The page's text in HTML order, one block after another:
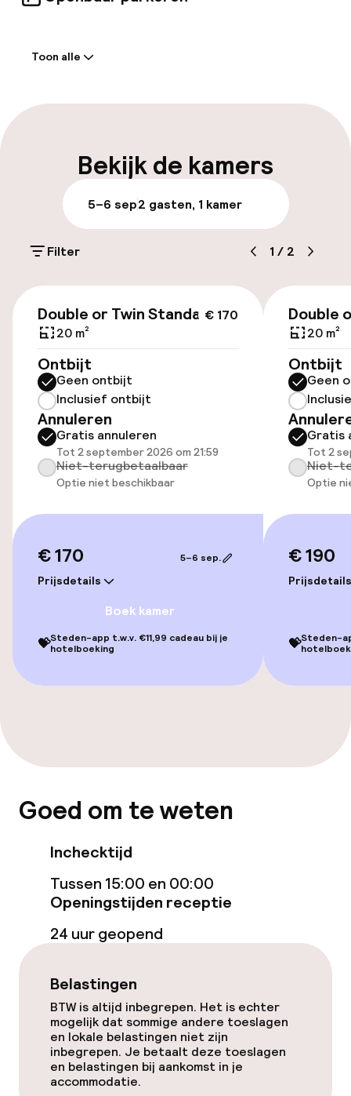
Express check-out mogelijk
Bagageruimte
Parkeren & mobiliteit
Luchthavenshuttle
Toegankelijkheid
Lift
Voor toegankelijkheid
geoptimaliseerde kamers beschikbaar
geoptimaliseerde kamers beschikbaar
Zwemmen & wellness
Stoombad
Massage
Gratis wifi
Eet- en drinkgelegenheden
Bar
Eet- en drinkdiensten
Ontbijtbuffet
Schoonmaakvoorzieningen
Wasservice
Toon alle
Bekijk de kamers
5–6 sep2 gasten, 1 kamer
Filter 1 / 2
€ 170
Double or Twin Standard
20 m²
Ontbijt
Geen ontbijt
Inclusief ontbijt
Annuleren
Gratis annuleren
Tot 2 september 2026 om 21:59
Niet-terugbetaalbaar
Optie niet beschikbaar
€ 170
Prijsdetails
5–6 sep.
Boek kamer
💝Steden-app t.w.v. €11,99 cadeau bij je
hotelboeking
Double
20 m²
Ontbijt
Geen
Gratis
Tot 2
Niet-
Optie
€ 190
Prijsdetails
💝Steden-
Goed om te weten
Inchecktijd
Tussen 15:00 en 00:00
Openingstijden receptie
24 uur geopend
Belastingen
BTW is altijd inbegrepen. Het is echter
mogelijk dat sommige andere toeslagen
en lokale belastingen niet zijn
inbegrepen. Je betaalt deze toeslagen
en belastingen bij aankomst in je
accommodatie.